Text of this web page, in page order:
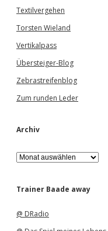
Textilvergehen
Torsten Wieland
Vertikalpass
Übersteiger-Blog
Zebrastreifenblog
Zum runden Leder
Archiv
A
r
h
Trainer Baade away
@ DRadio